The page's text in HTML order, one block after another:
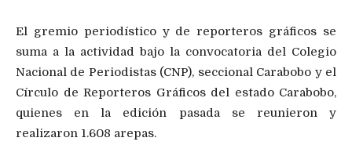
El gremio periodístico y de reporteros gráficos se
suma a la actividad bajo la convocatoria del Colegio
Nacional de Periodistas (CNP), seccional Carabobo y el
Círculo de Reporteros Gráficos del estado Carabobo,
quienes en la edición pasada se reunieron y
realizaron 1.608 arepas.